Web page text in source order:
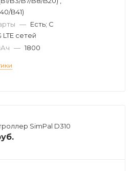
B41)
— Есть; С
сетей
— 1800
SimPal D310